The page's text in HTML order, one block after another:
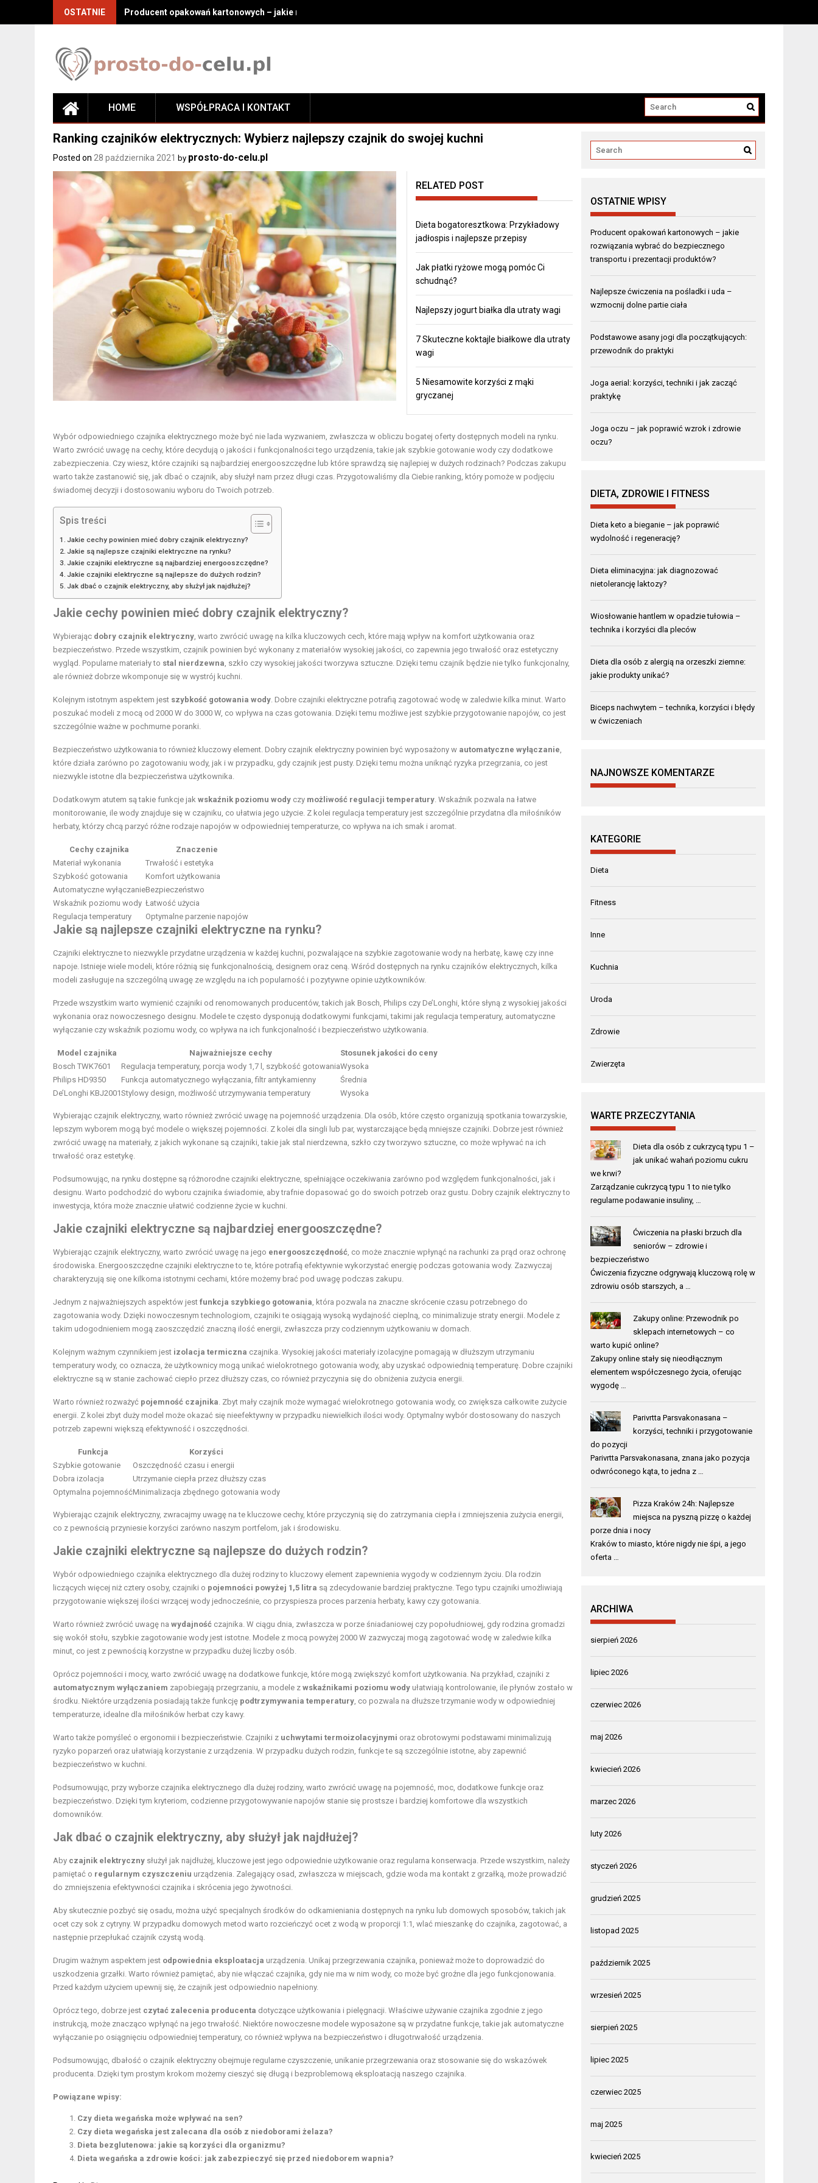
OSTATNIE Producent opakowań kartonowych – jakie rozwiązania wybrać do bezpiecznego transportu i prezentacji produktów?
HOME WSPÓŁPRACA I KONTAKT
Ranking czajników elektrycznych: Wybierz najlepszy czajnik do swojej kuchni
Posted on 28 października 2021 by prosto-do-celu.pl
RELATED POST
Dieta bogatoresztkowa: Przykładowy
jadłospis i najlepsze przepisy
Jak płatki ryżowe mogą pomóc Ci
schudnąć?
Najlepszy jogurt białka dla utraty wagi
7 Skuteczne koktajle białkowe dla utraty
wagi
5 Niesamowite korzyści z mąki
gryczanej
Wybór odpowiedniego czajnika elektrycznego może być nie lada wyzwaniem, zwłaszcza w obliczu bogatej oferty dostępnych modeli na rynku.
Warto zwrócić uwagę na cechy, które decydują o jakości i funkcjonalności tego urządzenia, takie jak szybkie gotowanie wody czy dodatkowe
zabezpieczenia. Czy wiesz, które czajniki są najbardziej energooszczędne lub które sprawdzą się najlepiej w dużych rodzinach? Podczas zakupu
warto także zastanowić się, jak dbać o czajnik, aby służył nam przez długi czas. Przygotowaliśmy dla Ciebie ranking, który pomoże w podjęciu
świadomej decyzji i dostosowaniu wyboru do Twoich potrzeb.
Spis treści
Jakie cechy powinien mieć dobry czajnik elektryczny?
Jakie są najlepsze czajniki elektryczne na rynku?
Jakie czajniki elektryczne są najbardziej energooszczędne?
Jakie czajniki elektryczne są najlepsze do dużych rodzin?
Jak dbać o czajnik elektryczny, aby służył jak najdłużej?
Jakie cechy powinien mieć dobry czajnik elektryczny?
Wybierając dobry czajnik elektryczny, warto zwrócić uwagę na kilka kluczowych cech, które mają wpływ na komfort użytkowania oraz
bezpieczeństwo. Przede wszystkim, czajnik powinien być wykonany z materiałów wysokiej jakości, co zapewnia jego trwałość oraz estetyczny
wygląd. Popularne materiały to stal nierdzewna, szkło czy wysokiej jakości tworzywa sztuczne. Dzięki temu czajnik będzie nie tylko funkcjonalny,
ale również dobrze wkomponuje się w wystrój kuchni.
Kolejnym istotnym aspektem jest szybkość gotowania wody. Dobre czajniki elektryczne potrafią zagotować wodę w zaledwie kilka minut. Warto
poszukać modeli z mocą od 2000 W do 3000 W, co wpływa na czas gotowania. Dzięki temu możliwe jest szybkie przygotowanie napojów, co jest
szczególnie ważne w pochmurne poranki.
Bezpieczeństwo użytkowania to również kluczowy element. Dobry czajnik elektryczny powinien być wyposażony w automatyczne wyłączanie,
które działa zarówno po zagotowaniu wody, jak i w przypadku, gdy czajnik jest pusty. Dzięki temu można uniknąć ryzyka przegrzania, co jest
niezwykle istotne dla bezpieczeństwa użytkownika.
Dodatkowym atutem są takie funkcje jak wskaźnik poziomu wody czy możliwość regulacji temperatury. Wskaźnik pozwala na łatwe
monitorowanie, ile wody znajduje się w czajniku, co ułatwia jego użycie. Z kolei regulacja temperatury jest szczególnie przydatna dla miłośników
herbaty, którzy chcą parzyć różne rodzaje napojów w odpowiedniej temperaturze, co wpływa na ich smak i aromat.
Cechy czajnika
Znaczenie
Materiał wykonania
Trwałość i estetyka
Szybkość gotowania
Komfort użytkowania
Automatyczne wyłączanieBezpieczeństwo
Wskaźnik poziomu wody Łatwość użycia
Regulacja temperatury
Optymalne parzenie napojów
Jakie są najlepsze czajniki elektryczne na rynku?
Czajniki elektryczne to niezwykle przydatne urządzenia w każdej kuchni, pozwalające na szybkie zagotowanie wody na herbatę, kawę czy inne
napoje. Istnieje wiele modeli, które różnią się funkcjonalnością, designem oraz ceną. Wśród dostępnych na rynku czajników elektrycznych, kilka
modeli zasługuje na szczególną uwagę ze względu na ich popularność i pozytywne opinie użytkowników.
Przede wszystkim warto wymienić czajniki od renomowanych producentów, takich jak Bosch, Philips czy De’Longhi, które słyną z wysokiej jakości
wykonania oraz nowoczesnego designu. Modele te często dysponują dodatkowymi funkcjami, takimi jak regulacja temperatury, automatyczne
wyłączanie czy wskaźnik poziomu wody, co wpływa na ich funkcjonalność i bezpieczeństwo użytkowania.
Model czajnika Najważniejsze cechy
Stosunek jakości do ceny
Bosch TWK7601
Regulacja temperatury, porcja wody 1,7 l, szybkość gotowaniaWysoka
Philips HD9350
Funkcja automatycznego wyłączania, filtr antykamienny
Średnia
De’Longhi KBJ2001Stylowy design, możliwość utrzymywania temperatury Wysoka
Wybierając czajnik elektryczny, warto również zwrócić uwagę na pojemność urządzenia. Dla osób, które często organizują spotkania towarzyskie,
lepszym wyborem mogą być modele o większej pojemności. Z kolei dla singli lub par, wystarczające będą mniejsze czajniki. Dobrze jest również
zwrócić uwagę na materiały, z jakich wykonane są czajniki, takie jak stal nierdzewna, szkło czy tworzywo sztuczne, co może wpływać na ich
trwałość oraz estetykę.
Podsumowując, na rynku dostępne są różnorodne czajniki elektryczne, spełniające oczekiwania zarówno pod względem funkcjonalności, jak i
designu. Warto podchodzić do wyboru czajnika świadomie, aby trafnie dopasować go do swoich potrzeb oraz gustu. Dobry czajnik elektryczny to
inwestycja, która może znacznie ułatwić codzienne życie w kuchni.
Jakie czajniki elektryczne są najbardziej energooszczędne?
Wybierając czajnik elektryczny, warto zwrócić uwagę na jego energooszczędność, co może znacznie wpłynąć na rachunki za prąd oraz ochronę
środowiska. Energooszczędne czajniki elektryczne to te, które potrafią efektywnie wykorzystać energię podczas gotowania wody. Zazwyczaj
charakteryzują się one kilkoma istotnymi cechami, które możemy brać pod uwagę podczas zakupu.
Jednym z najważniejszych aspektów jest funkcja szybkiego gotowania, która pozwala na znaczne skrócenie czasu potrzebnego do
zagotowania wody. Dzięki nowoczesnym technologiom, czajniki te osiągają wysoką wydajność cieplną, co minimalizuje straty energii. Modele z
takim udogodnieniem mogą zaoszczędzić znaczną ilość energii, zwłaszcza przy codziennym użytkowaniu w domach.
Kolejnym ważnym czynnikiem jest izolacja termiczna czajnika. Wysokiej jakości materiały izolacyjne pomagają w dłuższym utrzymaniu
temperatury wody, co oznacza, że użytkownicy mogą unikać wielokrotnego gotowania wody, aby uzyskać odpowiednią temperaturę. Dobre czajniki
elektryczne są w stanie zachować ciepło przez dłuższy czas, co również przyczynia się do obniżenia zużycia energii.
Warto również rozważyć pojemność czajnika. Zbyt mały czajnik może wymagać wielokrotnego gotowania wody, co zwiększa całkowite zużycie
energii. Z kolei zbyt duży model może okazać się nieefektywny w przypadku niewielkich ilości wody. Optymalny wybór dostosowany do naszych
potrzeb zapewni większą efektywność i oszczędności.
Funkcja
Korzyści
Szybkie gotowanie
Oszczędność czasu i energii
Dobra izolacja
Utrzymanie ciepła przez dłuższy czas
Optymalna pojemnośćMinimalizacja zbędnego gotowania wody
Wybierając czajnik elektryczny, zwracajmy uwagę na te kluczowe cechy, które przyczynią się do zatrzymania ciepła i zmniejszenia zużycia energii,
co z pewnością przyniesie korzyści zarówno naszym portfelom, jak i środowisku.
Jakie czajniki elektryczne są najlepsze do dużych rodzin?
Wybór odpowiedniego czajnika elektrycznego dla dużej rodziny to kluczowy element zapewnienia wygody w codziennym życiu. Dla rodzin
liczących więcej niż cztery osoby, czajniki o pojemności powyżej 1,5 litra są zdecydowanie bardziej praktyczne. Tego typu czajniki umożliwiają
przygotowanie większej ilości wrzącej wody jednocześnie, co przyspiesza proces parzenia herbaty, kawy czy gotowania.
Warto również zwrócić uwagę na wydajność czajnika. W ciągu dnia, zwłaszcza w porze śniadaniowej czy popołudniowej, gdy rodzina gromadzi
się wokół stołu, szybkie zagotowanie wody jest istotne. Modele z mocą powyżej 2000 W zazwyczaj mogą zagotować wodę w zaledwie kilka
minut, co jest z pewnością korzystne w przypadku dużej liczby osób.
Oprócz pojemności i mocy, warto zwrócić uwagę na dodatkowe funkcje, które mogą zwiększyć komfort użytkowania. Na przykład, czajniki z
automatycznym wyłączaniem zapobiegają przegrzaniu, a modele z wskaźnikami poziomu wody ułatwiają kontrolowanie, ile płynów zostało w
środku. Niektóre urządzenia posiadają także funkcję podtrzymywania temperatury, co pozwala na dłuższe trzymanie wody w odpowiedniej
temperaturze, idealne dla miłośników herbat czy kawy.
Warto także pomyśleć o ergonomii i bezpieczeństwie. Czajniki z uchwytami termoizolacyjnymi oraz obrotowymi podstawami minimalizują
ryzyko poparzeń oraz ułatwiają korzystanie z urządzenia. W przypadku dużych rodzin, funkcje te są szczególnie istotne, aby zapewnić
bezpieczeństwo w kuchni.
Podsumowując, przy wyborze czajnika elektrycznego dla dużej rodziny, warto zwrócić uwagę na pojemność, moc, dodatkowe funkcje oraz
bezpieczeństwo. Dzięki tym kryteriom, codzienne przygotowywanie napojów stanie się prostsze i bardziej komfortowe dla wszystkich
domowników.
Jak dbać o czajnik elektryczny, aby służył jak najdłużej?
Aby czajnik elektryczny służył jak najdłużej, kluczowe jest jego odpowiednie użytkowanie oraz regularna konserwacja. Przede wszystkim, należy
pamiętać o regularnym czyszczeniu urządzenia. Zalegający osad, zwłaszcza w miejscach, gdzie woda ma kontakt z grzałką, może prowadzić
do zmniejszenia efektywności czajnika i skrócenia jego żywotności.
Aby skutecznie pozbyć się osadu, można użyć specjalnych środków do odkamieniania dostępnych na rynku lub domowych sposobów, takich jak
ocet czy sok z cytryny. W przypadku domowych metod warto rozcieńczyć ocet z wodą w proporcji 1:1, wlać mieszankę do czajnika, zagotować, a
następnie przepłukać czajnik czystą wodą.
Drugim ważnym aspektem jest odpowiednia eksploatacja urządzenia. Unikaj przegrzewania czajnika, ponieważ może to doprowadzić do
uszkodzenia grzałki. Warto również pamiętać, aby nie włączać czajnika, gdy nie ma w nim wody, co może być groźne dla jego funkcjonowania.
Przed każdym użyciem upewnij się, że czajnik jest odpowiednio napełniony.
Oprócz tego, dobrze jest czytać zalecenia producenta dotyczące użytkowania i pielęgnacji. Właściwe używanie czajnika zgodnie z jego
instrukcją, może znacząco wpłynąć na jego trwałość. Niektóre nowoczesne modele wyposażone są w przydatne funkcje, takie jak automatyczne
wyłączanie po osiągnięciu odpowiedniej temperatury, co również wpływa na bezpieczeństwo i długotrwałość urządzenia.
Podsumowując, dbałość o czajnik elektryczny obejmuje regularne czyszczenie, unikanie przegrzewania oraz stosowanie się do wskazówek
producenta. Dzięki tym prostym krokom możemy cieszyć się długą i bezproblemową eksploatacją naszego czajnika.
Powiązane wpisy:
Czy dieta wegańska może wpływać na sen?
Czy dieta wegańska jest zalecana dla osób z niedoborami żelaza?
Dieta bezglutenowa: jakie są korzyści dla organizmu?
Dieta wegańska a zdrowie kości: jak zabezpieczyć się przed niedoborem wapnia?
OSTATNIE WPISY
Producent opakowań kartonowych – jakie
rozwiązania wybrać do bezpiecznego
transportu i prezentacji produktów?
Najlepsze ćwiczenia na pośladki i uda –
wzmocnij dolne partie ciała
Podstawowe asany jogi dla początkujących:
przewodnik do praktyki
Joga aerial: korzyści, techniki i jak zacząć
praktykę
Joga oczu – jak poprawić wzrok i zdrowie
oczu?
DIETA, ZDROWIE I FITNESS
Dieta keto a bieganie – jak poprawić
wydolność i regenerację?
Dieta eliminacyjna: jak diagnozować
nietolerancję laktozy?
Wiosłowanie hantlem w opadzie tułowia –
technika i korzyści dla pleców
Dieta dla osób z alergią na orzeszki ziemne:
jakie produkty unikać?
Biceps nachwytem – technika, korzyści i błędy
w ćwiczeniach
NAJNOWSZE KOMENTARZE
KATEGORIE
Dieta
Fitness
Inne
Kuchnia
Uroda
Zdrowie
Zwierzęta
WARTE PRZECZYTANIA
Dieta dla osób z cukrzycą typu 1 –
jak unikać wahań poziomu cukru
we krwi?
Zarządzanie cukrzycą typu 1 to nie tylko
regularne podawanie insuliny, …
Ćwiczenia na płaski brzuch dla
seniorów – zdrowie i
bezpieczeństwo
Ćwiczenia fizyczne odgrywają kluczową rolę w
zdrowiu osób starszych, a …
Zakupy online: Przewodnik po
sklepach internetowych – co
warto kupić online?
Zakupy online stały się nieodłącznym
elementem współczesnego życia, oferując
wygodę …
Parivrtta Parsvakonasana –
korzyści, techniki i przygotowanie
do pozycji
Parivrtta Parsvakonasana, znana jako pozycja
odwróconego kąta, to jedna z …
Pizza Kraków 24h: Najlepsze
miejsca na pyszną pizzę o każdej
porze dnia i nocy
Kraków to miasto, które nigdy nie śpi, a jego
oferta …
ARCHIWA
sierpień 2026
lipiec 2026
czerwiec 2026
maj 2026
kwiecień 2026
marzec 2026
luty 2026
styczeń 2026
grudzień 2025
listopad 2025
październik 2025
wrzesień 2025
sierpień 2025
lipiec 2025
czerwiec 2025
maj 2025
kwiecień 2025